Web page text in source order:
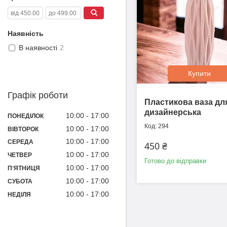
Купити
Пластикова ваза
дизайнерська
294
450 ₴
Готово до відправки
Наявність
В наявності 2
Графік роботи
ПОНЕДІЛОК 10:00 17:00
ВІВТОРОК 10:00 17:00
СЕРЕДА 10:00 17:00
ЧЕТВЕР 10:00 17:00
ПʼЯТНИЦЯ 10:00 17:00
СУБОТА 10:00 17:00
НЕДІЛЯ 10:00 17:00